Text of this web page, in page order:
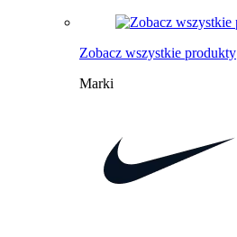
Zobacz wszystkie produkty
Marki